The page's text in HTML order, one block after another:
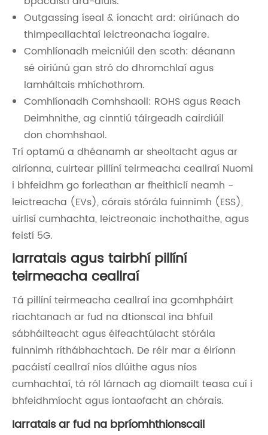
Outgassing íseal & íonacht ard: oiriúnach do
thimpeallachtaí leictreonacha íogaire.
Comhlíonadh meicniúil den scoth: déanann
sé oiriúnú gan stró do dhromchlaí agus
lamháltais mhíchothrom.
Comhlíonadh Comhshaoil: ROHS agus Reach
Deimhnithe, ag cinntiú táirgeadh cairdiúil
don chomhshaol.
Trí optamú a dhéanamh ar sheoltacht agus ar
airíonna, cuirtear pillíní teirmeacha ceallraí Nuomi
i bhfeidhm go forleathan ar fheithiclí neamh -
leictreacha (EVs), córais stórála fuinnimh (ESS),
uirlisí cumhachta, leictreonaic inchothaithe, agus
feistí 5G.
Iarratais agus tairbhí pillíní
teirmeacha ceallraí
Tá pillíní teirmeacha ceallraí ina gcomhpháirt
riachtanach ar fud na dtionscal ina bhfuil
sábháilteacht agus éifeachtúlacht stórála
fuinnimh ríthábhachtach. De réir mar a éiríonn
pacáistí ceallraí níos dlúithe agus níos
cumhachtaí, tá ról lárnach ag diomailt teasa cuí i
bhfeidhmíocht agus iontaofacht an chórais.
Iarratais ar fud na bpríomhthionscail